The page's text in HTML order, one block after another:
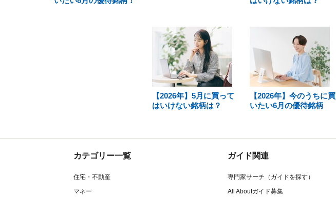
【2026年】5月に買って
はいけない銘柄は？
【2026年】今のうちに買
いたい6月の優待銘柄
カテゴリー一覧
住宅・不動産
マネー
ガイド関連
専門家サーチ（ガイドを探す）
All Aboutガイド募集